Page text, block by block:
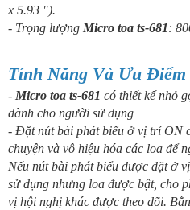
x 5.93 ").
- Trọng lượng Micro toa ts-681:
Tính Năng Và Ưu Điểm
- Micro toa ts-681 có thiết kế nhỏ
dành cho người sử dụng
- Đặt nút bài phát biểu ở vị trí ON
chuyện và vô hiệu hóa các loa để
Nếu nút bài phát biểu được đặt ở
sử dụng nhưng loa được bật, cho
vị hội nghị khác được theo dõi.